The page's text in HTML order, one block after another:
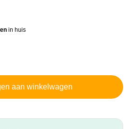
in huis
aan winkelwagen